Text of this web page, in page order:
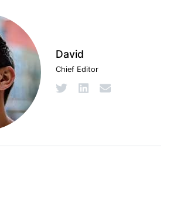
David
Chief Editor